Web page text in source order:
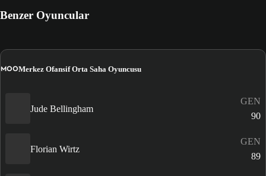
Benzer Oyuncular
MOOMerkez Ofansif Orta Saha Oyuncusu
Jude Bellingham
GEN
90
Florian Wirtz
GEN
89